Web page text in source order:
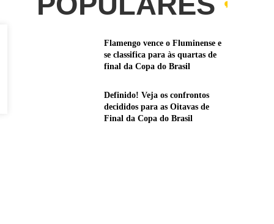
Flamengo vence o Fluminense e
se classifica para às quartas de
final da Copa do Brasil
Definido! Veja os confrontos
decididos para as Oitavas de
Final da Copa do Brasil